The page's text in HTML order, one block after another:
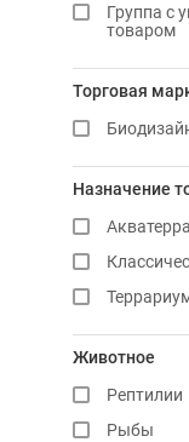
Группа с
товаром
Торговая
Назначение
Животное
Рептилии
Рыбы